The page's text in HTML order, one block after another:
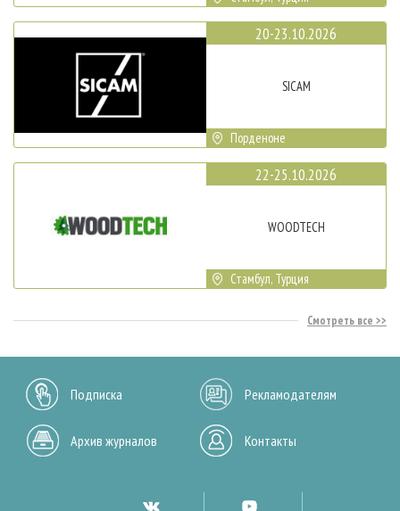
20-23.10.2026
SICAM
Порденоне
22-25.10.2026
WOODTECH
Стамбул, Турция
Смотреть все
Подписка Рекламодателям
Архив журналов Контакты